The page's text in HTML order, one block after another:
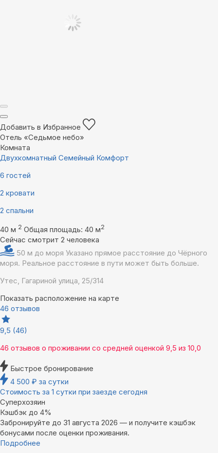
Добавить в Избранное
Отель «Седьмое небо»
Комната
Двухкомнатный Семейный Комфорт
6 гостей
2 кровати
2 спальни
40 м 2 Общая площадь: 40 м2
Сейчас смотрит 2 человека
50 м до моря Указано прямое расстояние до Чёрного
моря. Реальное расстояние в пути может быть больше.
Утес, Гагариной улица, 25/314
Показать расположение на карте
46 отзывов
9,5 (46)
46 отзывов о проживании со средней оценкой 9,5 из 10,0
Быстрое бронирование
4 500 ₽ за сутки
Стоимость за 1 сутки при заезде сегодня
Суперхозяин
Кэшбэк до 4%
Забронируйте до 31 августа 2026 — и получите кэшбэк
бонусами после оценки проживания.
Подробнее